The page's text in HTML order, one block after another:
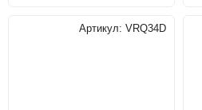
Артикул: VRQ34D